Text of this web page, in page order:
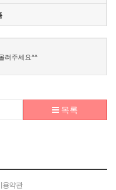
려주세요^^
목록
용약관